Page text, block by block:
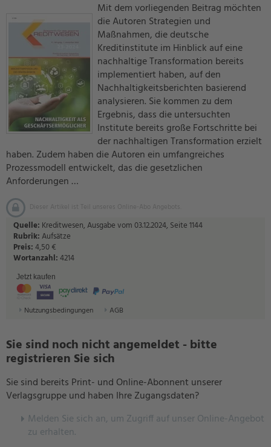
Mit dem vorliegenden Beitrag möchten
die Autoren Strategien und
Maßnahmen, die deutsche
Kreditinstitute im Hinblick auf eine
nachhaltige Transformation bereits
implementiert haben, auf den
Nachhaltigkeitsberichten basierend
analysieren. Sie kommen zu dem
Ergebnis, dass die untersuchten
Institute bereits große Fortschritte bei
der nachhaltigen Transformation erzielt
haben. Zudem haben die Autoren ein umfangreiches
Prozessmodell entwickelt, das die gesetzlichen
Anforderungen …
Dieser Artikel ist Teil unseres Online-Abo Angebots.
Quelle: Kreditwesen, Ausgabe vom 03.12.2024, Seite 1144
Rubrik:Aufsätze
Preis:4,50 €
Wortanzahl:4214
Jetzt kaufen
Nutzungsbedingungen AGB
Sie sind noch nicht angemeldet - bitte
registrieren Sie sich
Sie sind bereits Print- und Online-Abonnent unserer
Verlagsgruppe und haben Ihre Zugangsdaten?
Melden Sie sich an, um Zugriff auf unser Online-Angebot
zu erhalten.